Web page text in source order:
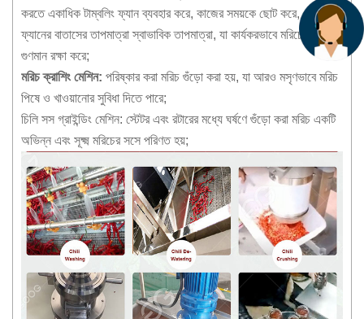
করতে একাধিক টাম্বলিং ফ্যান ব্যবহার করে, কাজের সময়কে ছোট করে, এবং
ফ্যানের বাতাসের তাপমাত্রা স্বাভাবিক তাপমাত্রা, যা কার্যকরভাবে মরিচের রঙ এবং
গুণমান রক্ষা করে;
মরিচ ক্রাশিং মেশিন: পরিষ্কার করা মরিচ গুঁড়ো করা হয়, যা আরও মসৃণভাবে মরিচ
পিষে ও খাওয়ানোর সুবিধা দিতে পারে;
চিলি সস গ্রাইন্ডিং মেশিন: স্টেটর এবং রটারের মধ্যে ঘর্ষণে গুঁড়ো করা মরিচ একটি
অভিন্ন এবং সূক্ষ্ম মরিচের সসে পরিণত হয়;